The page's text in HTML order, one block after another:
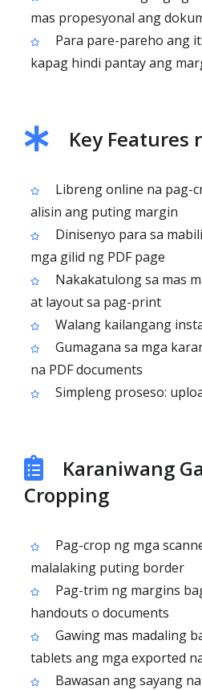
mas propesyonal ang
Para pare-pareho ang
kapag hindi pantay ang
Key Features
Libreng online na pag-
alisin ang puting margin
Dinisenyo para sa
mga gilid ng PDF page
Nakakatulong sa mas
at layout sa pag-print
Walang kailangang
Gumagana sa mga
na PDF documents
Simpleng proseso:
Karaniwang
Cropping
Pag-crop ng mga
malalaking puting border
Pag-trim ng margins
handouts o documents
Gawing mas madaling
tablets ang mga exported
Bawasan ang sayang